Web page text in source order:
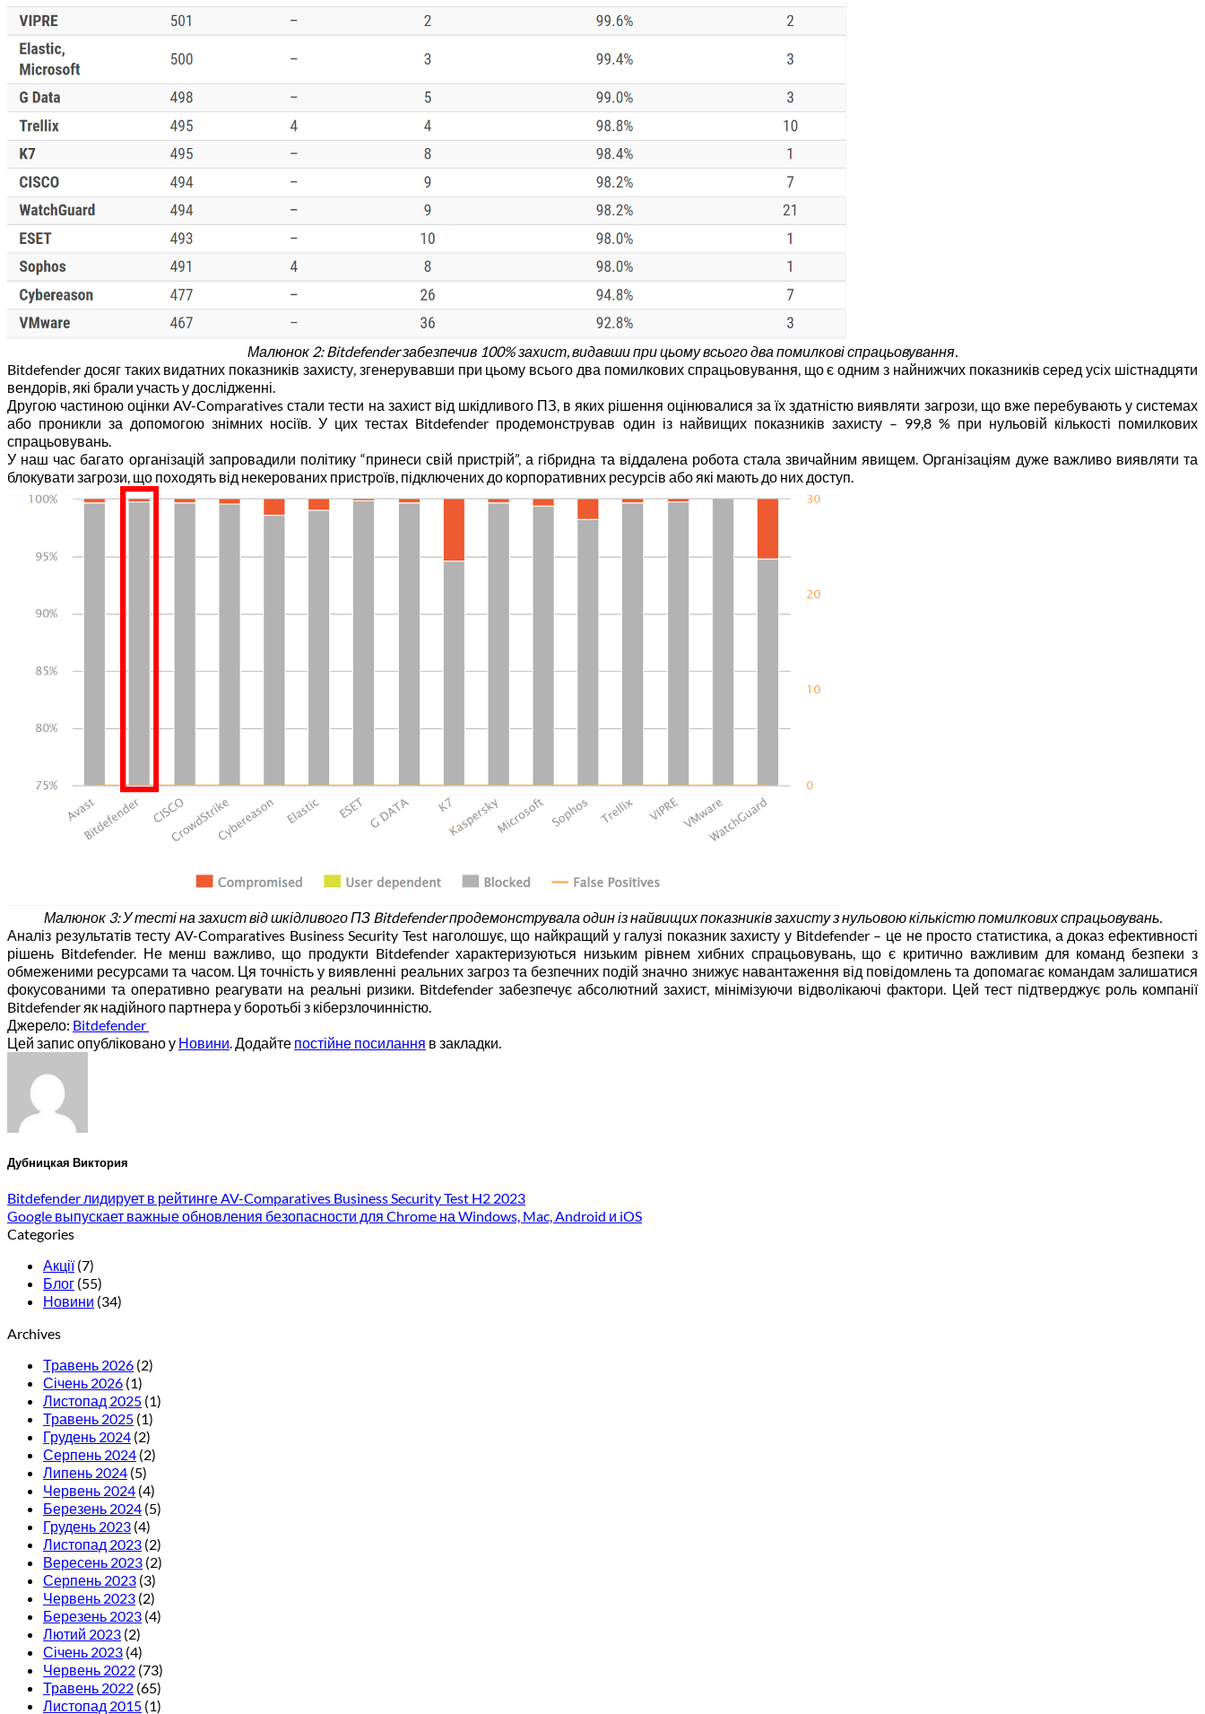
Малюнок 2: Bitdefender забезпечив 100% захист, видавши при цьому всього два помилкові спрацьовування.
Bitdefender досяг таких видатних показників захисту, згенерувавши при цьому всього два помилкових спрацьовування, що є одним з найнижчих показників серед усіх шістнадцяти
вендорів, які брали участь у дослідженні.
Другою частиною оцінки AV-Comparatives стали тести на захист від шкідливого ПЗ, в яких рішення оцінювалися за їх здатністю виявляти загрози, що вже перебувають у системах
або проникли за допомогою знімних носіїв. У цих тестах Bitdefender продемонстрував один із найвищих показників захисту – 99,8 % при нульовій кількості помилкових
спрацьовувань.
У наш час багато організацій запровадили політику “принеси свій пристрій”, а гібридна та віддалена робота стала звичайним явищем. Організаціям дуже важливо виявляти та
блокувати загрози, що походять від некерованих пристроїв, підключених до корпоративних ресурсів або які мають до них доступ.
Малюнок 3: У тесті на захист від шкідливого ПЗ Bitdefender продемонструвала один із найвищих показників захисту з нульовою кількістю помилкових спрацьовувань.
Аналіз результатів тесту AV-Comparatives Business Security Test наголошує, що найкращий у галузі показник захисту у Bitdefender – це не просто статистика, а доказ ефективності
рішень Bitdefender. Не менш важливо, що продукти Bitdefender характеризуються низьким рівнем хибних спрацьовувань, що є критично важливим для команд безпеки з
обмеженими ресурсами та часом. Ця точність у виявленні реальних загроз та безпечних подій значно знижує навантаження від повідомлень та допомагає командам залишатися
фокусованими та оперативно реагувати на реальні ризики. Bitdefender забезпечує абсолютний захист, мінімізуючи відволікаючі фактори. Цей тест підтверджує роль компанії
Bitdefender як надійного партнера у боротьбі з кіберзлочинністю.
Джерело: Bitdefender
Цей запис опубліковано у Новини. Додайте постійне посилання в закладки.
Дубницкая Виктория
Bitdefender лидирует в рейтинге AV-Comparatives Business Security Test H2 2023
Google выпускает важные обновления безопасности для Chrome на Windows, Mac, Android и iOS
Categories
Акції(7)
Блог (55)
Новини (34)
Archives
Травень 2026 (2)
Січень 2026 (1)
Листопад 2025 (1)
Травень 2025 (1)
Грудень 2024 (2)
Серпень 2024 (2)
Липень 2024 (5)
Червень 2024 (4)
Березень 2024 (5)
Грудень 2023 (4)
Листопад 2023 (2)
Вересень 2023 (2)
Серпень 2023 (3)
Червень 2023 (2)
Березень 2023 (4)
Лютий 2023 (2)
Січень 2023 (4)
Червень 2022 (73)
Травень 2022 (65)
Листопад 2015 (1)